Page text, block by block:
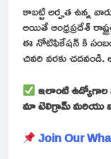
కాబట్టి అర్హత ఉన్న
అయితే ఆంధ్రప్రదేశ్
ఈ నోటిఫికేషన్ కి
చివరి వరకు చదవండి.
ఇలాంటి ఉద్యోగాల
మా టెలిగ్రామ్ మరియు
Join Our